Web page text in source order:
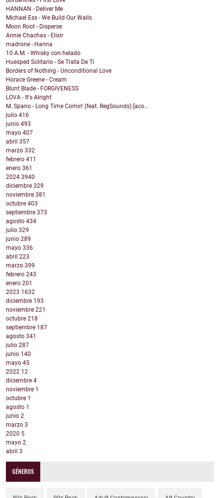
HANNAN - Deliver Me
Michael Ess - We Build Our Walls
Moon Root - Disperse
Annie Chachas - Elixir
madrone - Hanna
10 A.M. - Whisky con helado
Huesped Solitario - Se Trata De Ti
Borders of Nothing - Unconditional Love
Horace Greene - Cream
Blunt Blade - FORGIVENESS
LOVA - It's Alright
M. Spano - Long Time Comin' (feat. RegSounds) [aco...
julio 416
junio 493
mayo 407
abril 357
marzo 332
febrero 411
enero 361
2024 3940
diciembre 329
noviembre 381
octubre 403
septiembre 373
agosto 434
julio 329
junio 289
mayo 336
abril 223
marzo 399
febrero 243
enero 201
2023 1632
diciembre 193
noviembre 221
octubre 218
septiembre 187
agosto 341
julio 287
junio 140
mayo 45
2022 12
diciembre 4
noviembre 1
octubre 1
agosto 1
junio 2
marzo 3
2020 5
mayo 2
abril 3
GÉNEROS